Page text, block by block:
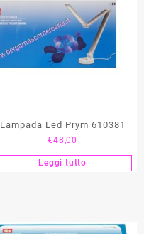
Lampada Led Prym 610381
€48,00
Leggi tutto